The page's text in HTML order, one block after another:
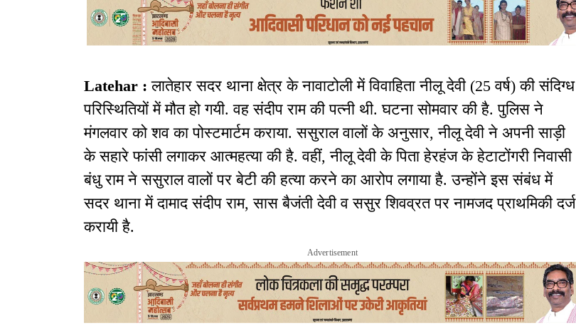
Latehar :लातेहार सदर थाना क्षेत्र के नावाटोली में विवाहिता नीलू देवी (25 वर्ष) की संदिग्ध
परिस्थितियों में मौत हो गयी. वह संदीप राम की पत्नी थी. घटना सोमवार की है. पुलिस ने
मंगलवार को शव का पोस्टमार्टम कराया. ससुराल वालों के अनुसार, नीलू देवी ने अपनी साड़ी
के सहारे फांसी लगाकर आत्महत्या की है. वहीं, नीलू देवी के पिता हेरहंज के हेटाटोंगरी निवासी
बंधु राम ने ससुराल वालों पर बेटी की हत्या करने का आरोप लगाया है. उन्होंने इस संबंध में
सदर थाना में दामाद संदीप राम, सास बैजंती देवी व ससुर शिवव्रत पर नामजद प्राथमिकी दर्ज
करायी है.
Advertisement